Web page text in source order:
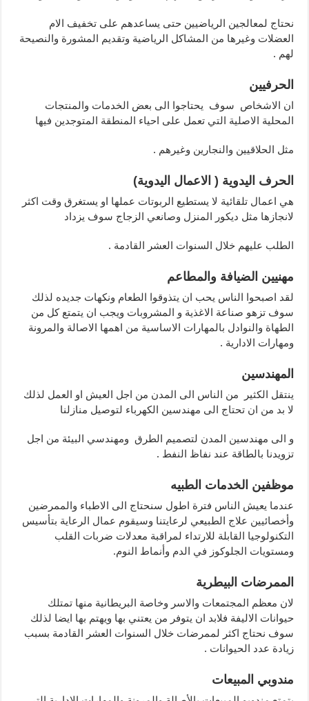
نحتاج لمعالجين الرياضيين حتى يساعدهم على تخفيف الام
العضلات وغيرها من المشاكل الرياضية وتقديم المشورة والنصيحة
لهم .
الحرفيين
ان الاشخاص سوف يحتاجوا الى بعض الخدمات والمنتجات
المحلية الاصلية التي تعمل على احياء المنطقة المتوجدين فيها
مثل الحلاقيين والنجارين وغيرهم .
الحرف اليدوية ( الاعمال اليدوية)
هي اعمال تلقائية لا يستطيع الربوتات عملها او يستغرق وقت اكثر
لانجازها مثل ديكور المنزل وصانعي الزجاج سوف يزداد
الطلب عليهم خلال السنوات العشر القادمة .
مهنيين الضيافة والمطاعم
لقد اصبحوا الناس يحب ان يتذوقوا الطعام ونكهات جديده لذلك
سوف تزهو صناعة الاغذية و المشروبات ويجب ان يتمتع كل من
الطهاة والنوادل بالمهارات الاساسية من اهمها الاصالة والمرونة
ومهارات الادارية .
المهندسين
ينتقل الكثير من الناس الى المدن من اجل العيش او العمل لذلك
لا بد من ان تحتاج الى مهندسين الكهرباء لتوصيل منازلنا
و الى مهندسين المدن لتصميم الطرق ومهندسي البيئة من اجل
تزويدنا بالطاقة عند نفاظ النفط .
موظفين الخدمات الطبيه
عندما يعيش الناس فترة اطول سنحتاج الى الاطباء والممرضين
وأخصائيين علاج الطبيعي لرعايتنا وسيقوم عمال الرعاية بتأسيس
التكنولوجيا القابلة للارتداء لمراقبة معدلات ضربات القلب
ومستويات الجلوكوز في الدم وأنماط النوم.
الممرضات البيطرية
لان معظم المجتمعات والاسر وخاصة البريطانية منها تمتلك
حيوانات الاليفة فلابد ان يتوفر من يعتني بها ويهتم بها ايضا لذلك
سوف نحتاج اكثر لممرضات خلال السنوات العشر القادمة بسبب
زيادة عدد الحيوانات .
مندوبي المبيعات